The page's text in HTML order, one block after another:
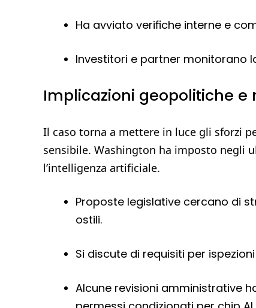
Ha avviato verifiche interne e
Investitori e partner monitorano
Implicazioni geopolitiche e
Il caso torna a mettere in luce gli sforzi
sensibile. Washington ha imposto negli
l’intelligenza artificiale.
Proposte legislative cercano di
ostili.
Si discute di requisiti per
Alcune revisioni amministrative